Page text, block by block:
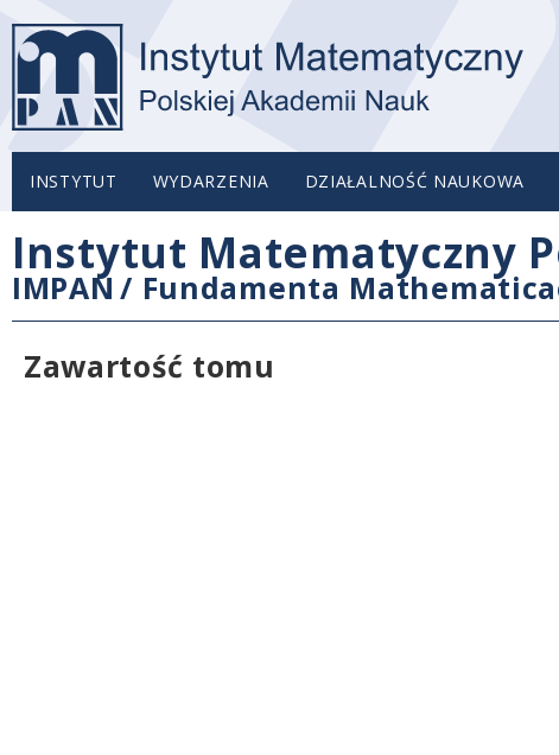
INSTYTUT WYDARZENIA DZIAŁALNOŚĆ NAUKOWA
Instytut Matematyczny
IMPAN / Fundamenta
Zawartość tomu